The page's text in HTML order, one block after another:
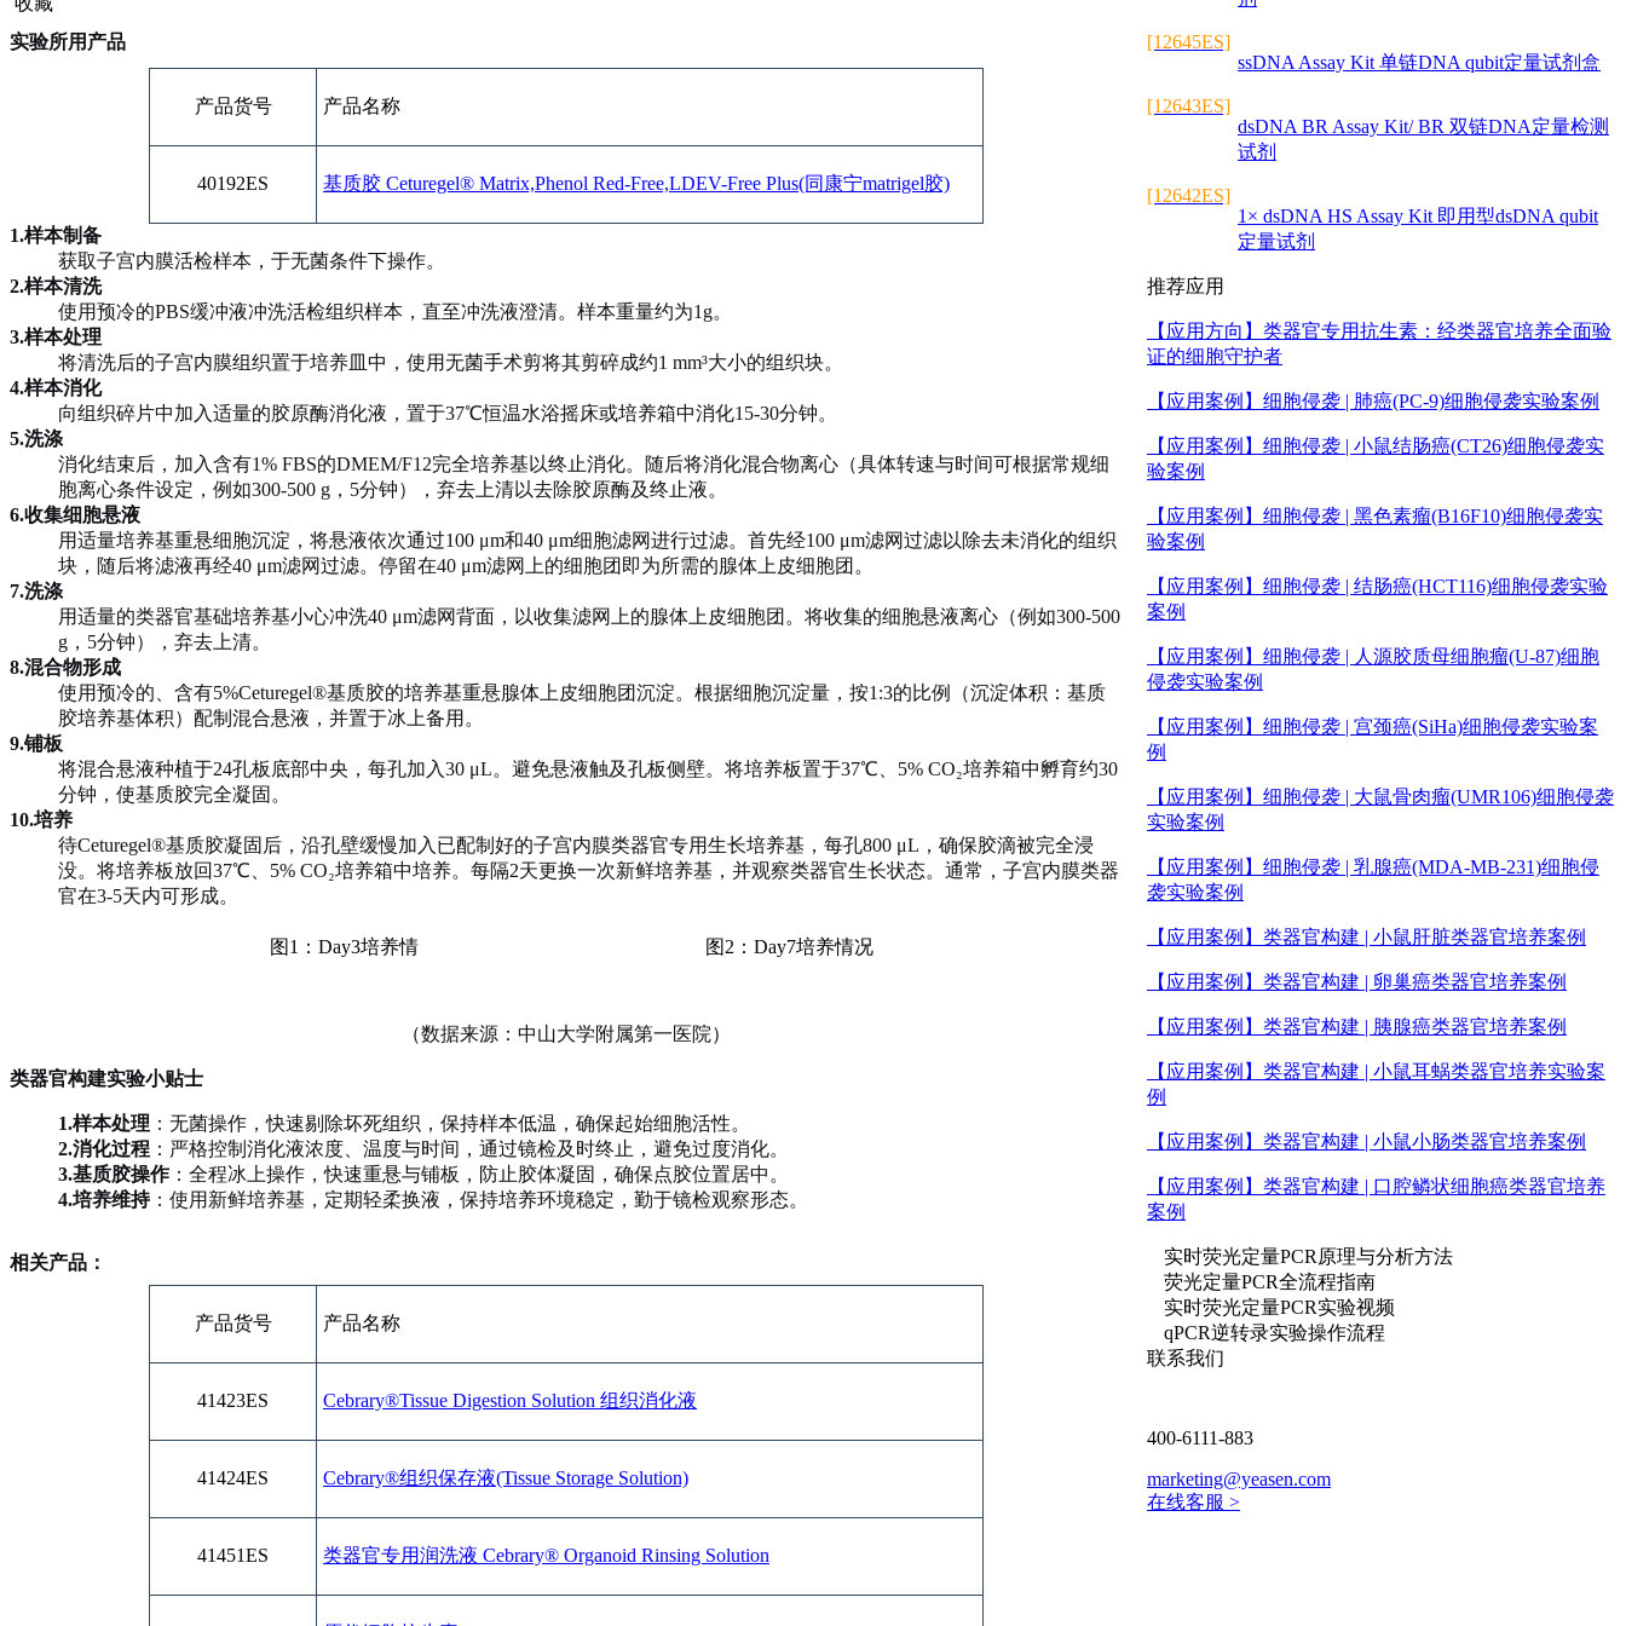
实验所用 产品
产品货号 产品名称
40192ES 基质胶 Ceturegel® Matrix,Phenol Red-Free,LDEV-Free Plus(同康宁matrigel胶)
1.样本制备
获取子宫内膜活检样本，于无菌条件下操作。
2.样本清洗
使用预冷的PBS缓冲液冲洗活检组织样本，直至冲洗液澄清。样本重量约为1g。
3.样本处理
将清洗后的子宫内膜组织置于培养皿中，使用无菌手术剪将其剪碎成约1 mm³大小的组织块。
4.样本消化
向组织碎片中加入适量的胶原酶消化液，置于37℃恒温水浴摇床或培养箱中消化15-30分钟。
5.洗涤
消化结束后，加入含有1% FBS的DMEM/F12完全培养基以终止消化。随后将消化混合物离心（具体转速与时间可根据常规细
胞离心条件设定，例如300-500 g，5分钟），弃去上清以去除胶原酶及终止液。
6.收集细胞悬液
用适量培养基重悬细胞沉淀，将悬液依次通过100 μm和40 μm细胞滤网进行过滤。首先经100 μm滤网过滤以除去未消化的组织
块，随后将滤液再经40 μm滤网过滤。停留在40 μm滤网上的细胞团即为所需的腺体上皮细胞团。
7.洗涤
用适量的类器官基础培养基小心冲洗40 μm滤网背面，以收集滤网上的腺体上皮细胞团。将收集的细胞悬液离心（例如300-500
g，5分钟），弃去上清。
8.混合物形成
使用预冷的、含有5%Ceturegel®基质胶的培养基重悬腺体上皮细胞团沉淀。根据细胞沉淀量，按1:3的比例（沉淀体积： 基质
胶培养基体积）配制混合悬液，并置于冰上备用。
9.铺板
将混合悬液种植于24孔板底部中央，每孔加入30 μL。避免悬液触及孔板侧壁。将培养板置于37℃、5% CO₂培养箱中孵育约30
分钟，使基质胶完全凝固。
10.培养
待Ceturegel®基质胶凝固后，沿孔壁缓慢加入已配制好的子宫内膜类器官专用生长培养基，每孔800 μL，确保胶滴被完全浸
没。将培养板放回37℃、5% CO₂培养箱中培养。每隔2天更换一次新鲜培养基，并观察类器官生长状态。通常，子宫内膜类器
官在3-5天内可形成。
图1：Day3培养情 图2：Day7培养情况
（数据来源：中山大学附属第一医院）
类器官构建实验小贴士
1.样本处理 ：无菌操作，快速剔除坏死组织，保持样本低温，确保起始细胞活性。
2.消化过程 ：严格控制消化液浓度、温度与时间，通过镜检及时终止，避免过度消化。
3.基质胶操作 ：全程冰上操作，快速重悬与铺板，防止胶体凝固，确保点胶位置居中。
4.培养维持 ：使用新鲜培养基，定期轻柔换液，保持培养环境稳定，勤于镜检观察形态。
相关产品：
产品货号 产品名称
41423ES Cebrary®Tissue Digestion Solution 组织消化液
41424ES Cebrary®组织保存液(Tissue Storage Solution)
41451ES 类器官专用润洗液 Cebrary® Organoid Rinsing Solution
[12645ES]
ssDNA Assay Kit 单链DNA qubit定量试剂盒
[12643ES]
dsDNA BR Assay Kit/ BR 双链DNA定量检测
试剂
[12642ES]
1× dsDNA HS Assay Kit 即用型dsDNA qubit
定量试剂
推荐应用
【应用方向】 类器官专用抗生素：经类器官培养全面验
证的细胞守护者
【应用案例】 细胞侵袭 | 肺癌(PC-9)细胞侵袭实验案例
【应用案例】 细胞侵袭 | 小鼠结肠癌(CT26)细胞侵袭实
验案例
【应用案例】 细胞侵袭 | 黑色素瘤(B16F10)细胞侵袭实
验案例
【应用案例】 细胞侵袭 | 结肠癌(HCT116)细胞侵袭实验
案例
【应用案例】 细胞侵袭 | 人源胶质母细胞瘤(U-87)细胞
侵袭实验案例
【应用案例】 细胞侵袭 | 宫颈癌(SiHa)细胞侵袭实验案
例
【应用案例】 细胞侵袭 | 大鼠骨肉瘤(UMR106)细胞侵袭
实验案例
【应用案例】 细胞侵袭 | 乳腺癌(MDA-MB-231)细胞侵
袭实验案例
【应用案例】 类器官构建 | 小鼠肝脏类器官培养案例
【应用案例】 类器官构建 | 卵巢癌类器官培养案例
【应用案例】 类器官构建 | 胰腺癌类器官培养案例
【应用案例】 类器官构建 | 小鼠耳蜗类器官培养实验案
例
【应用案例】 类器官构建 | 小鼠小肠类器官培养案例
【应用案例】 类器官构建 | 口腔鳞状细胞癌类器官培养
案例
实时荧光定量PCR原理与分析方法
荧光定量PCR全流程指南
实时荧光定量PCR实验视频
qPCR逆转录实验操作流程
联系我们
400-6111-883
marketing@yeasen.com
在线客服 >